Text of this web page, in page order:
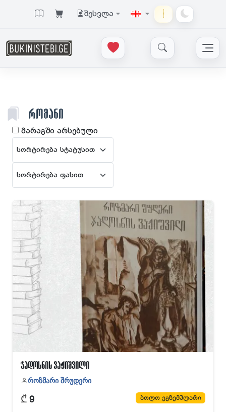
შესვლა
ᲠᲝᲛᲐᲜᲘ
მარაგში არსებული
ჯადოსნის ვაჟიშვილი
როზმარი შრუდერი
₾ 9 ბოლო ეგზემპლარი